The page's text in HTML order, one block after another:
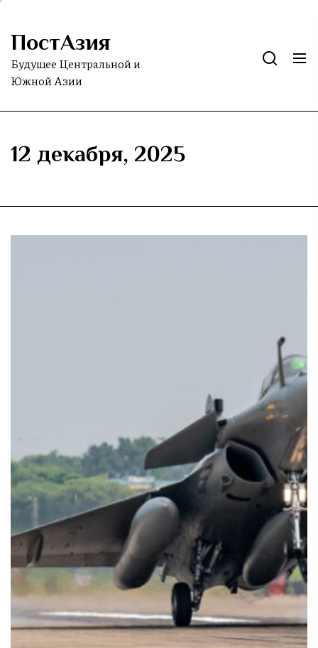
Skip
the
content
ПостАзия
Будущее Центральной и
Южной Азии
12 декабря, 2025